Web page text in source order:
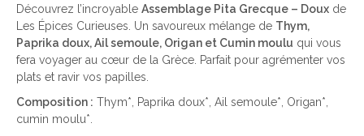
Découvrez l’incroyable Assemblage Pita Grecque – Doux de
Les Épices Curieuses. Un savoureux mélange de Thym,
Paprika doux, Ail semoule, Origan et Cumin moulu qui vous
fera voyager au cœur de la Grèce. Parfait pour agrémenter vos
plats et ravir vos papilles.
Composition : Thym*, Paprika doux*, Ail semoule*, Origan*,
cumin moulu*.